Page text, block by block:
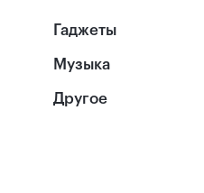
Гаджеты
Музыка
Другое